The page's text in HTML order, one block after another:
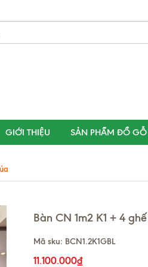
GIỚI THIỆU SẢN PHẨM ĐỒ
Bàn CN 1m2 K1 + 4
Mã sku: BCN1.2K1GBL
11.100.000₫